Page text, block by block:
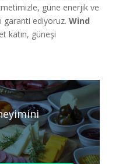
güne enerjik ve
garanti ediyoruz. Wind
katın, güneşi